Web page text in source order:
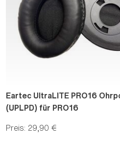
Eartec UltraLITE PRO16
(UPLPD) für PRO16
Preis: 29,90 €